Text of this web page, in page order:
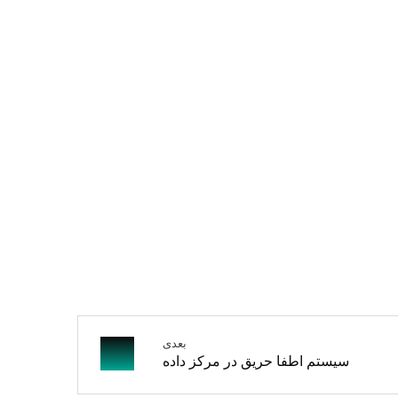
بعدی
سیستم اطفا حریق در مرکز داده